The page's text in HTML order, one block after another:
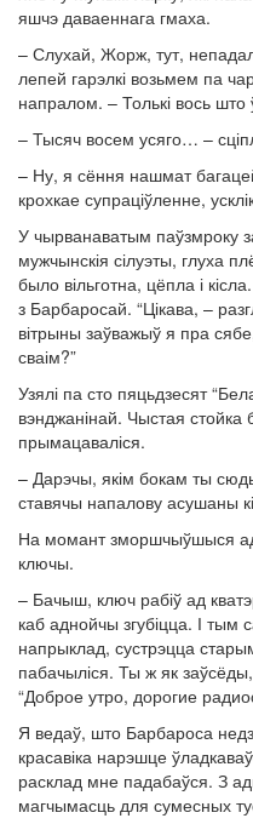
яшчэ даваеннага гмаха.
– Слухай, Жорж, тут,
лепей гарэлкі возьмем па
напралом. – Толькі вось што
– Тысяч восем усяго… –
– Ну, я сёння нашмат
крохкае супраціўленне,
У чырванаватым паўзмроку
мужчынскія сілуэты, глуха
было вільготна, цёпла і
з Барбаросай. “Цікава, –
вітрыны заўважыў я пра
сваім?”
Узялі па сто пяцьдзесят
вэнджанінай. Чыстая
прымацаваліся.
– Дарэчы, якім бокам ты
ставячы напалову асушаны
На момант зморшчыўшыся ад
ключы.
– Бачыш, ключ рабіў ад
каб аднойчы згубіцца. І
напрыклад, сустрэцца
пабачыліся. Ты ж як
“Доброе утро, дорогие
Я ведаў, што Барбароса
красавіка нарэшце
расклад мне падабаўся. З
магчымасць для сумесных